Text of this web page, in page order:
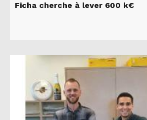
Ficha cherche à lever 600 k€